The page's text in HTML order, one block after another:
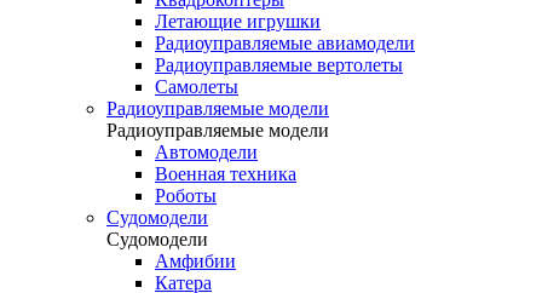
Летающие игрушки
Радиоуправляемые авиамодели
Радиоуправляемые вертолеты
Самолеты
Радиоуправляемые модели
Радиоуправляемые модели
Автомодели
Военная техника
Роботы
Судомодели
Судомодели
Амфибии
Катера